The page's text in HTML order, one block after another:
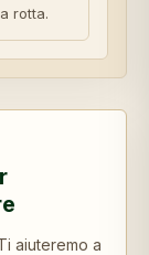
rotta.
aiuteremo a